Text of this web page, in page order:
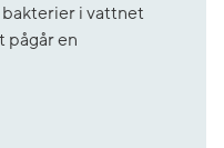
i vattnet
pågår en